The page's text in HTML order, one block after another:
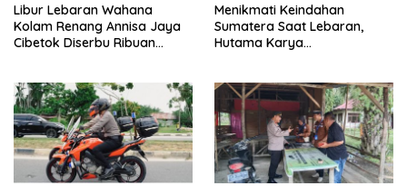
Libur Lebaran Wahana
Kolam Renang Annisa Jaya
Cibetok Diserbu Ribuan
Menikmati Keindahan
Sumatera Saat Lebaran,
Hutama Karya